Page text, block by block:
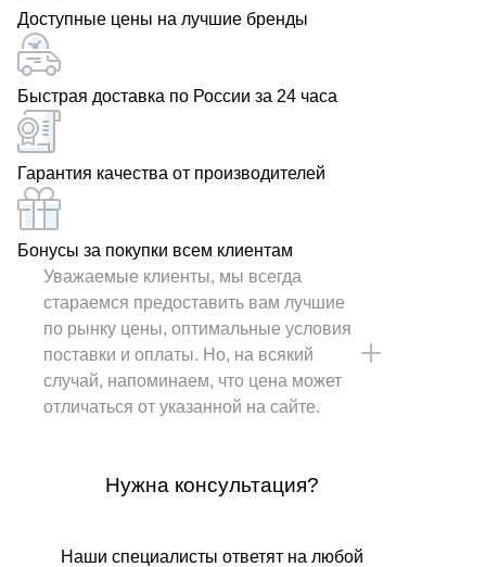
Доступные цены на лучшие бренды
Быстрая доставка по России за 24 часа
Гарантия качества от производителей
Бонусы за покупки всем клиентам
Уважаемые клиенты, мы всегда
стараемся предоставить вам лучшие
по рынку цены, оптимальные условия
поставки и оплаты. Но, на всякий
случай, напоминаем, что цена может
отличаться от указанной на сайте.
Нужна консультация?
Наши специалисты ответят на любой